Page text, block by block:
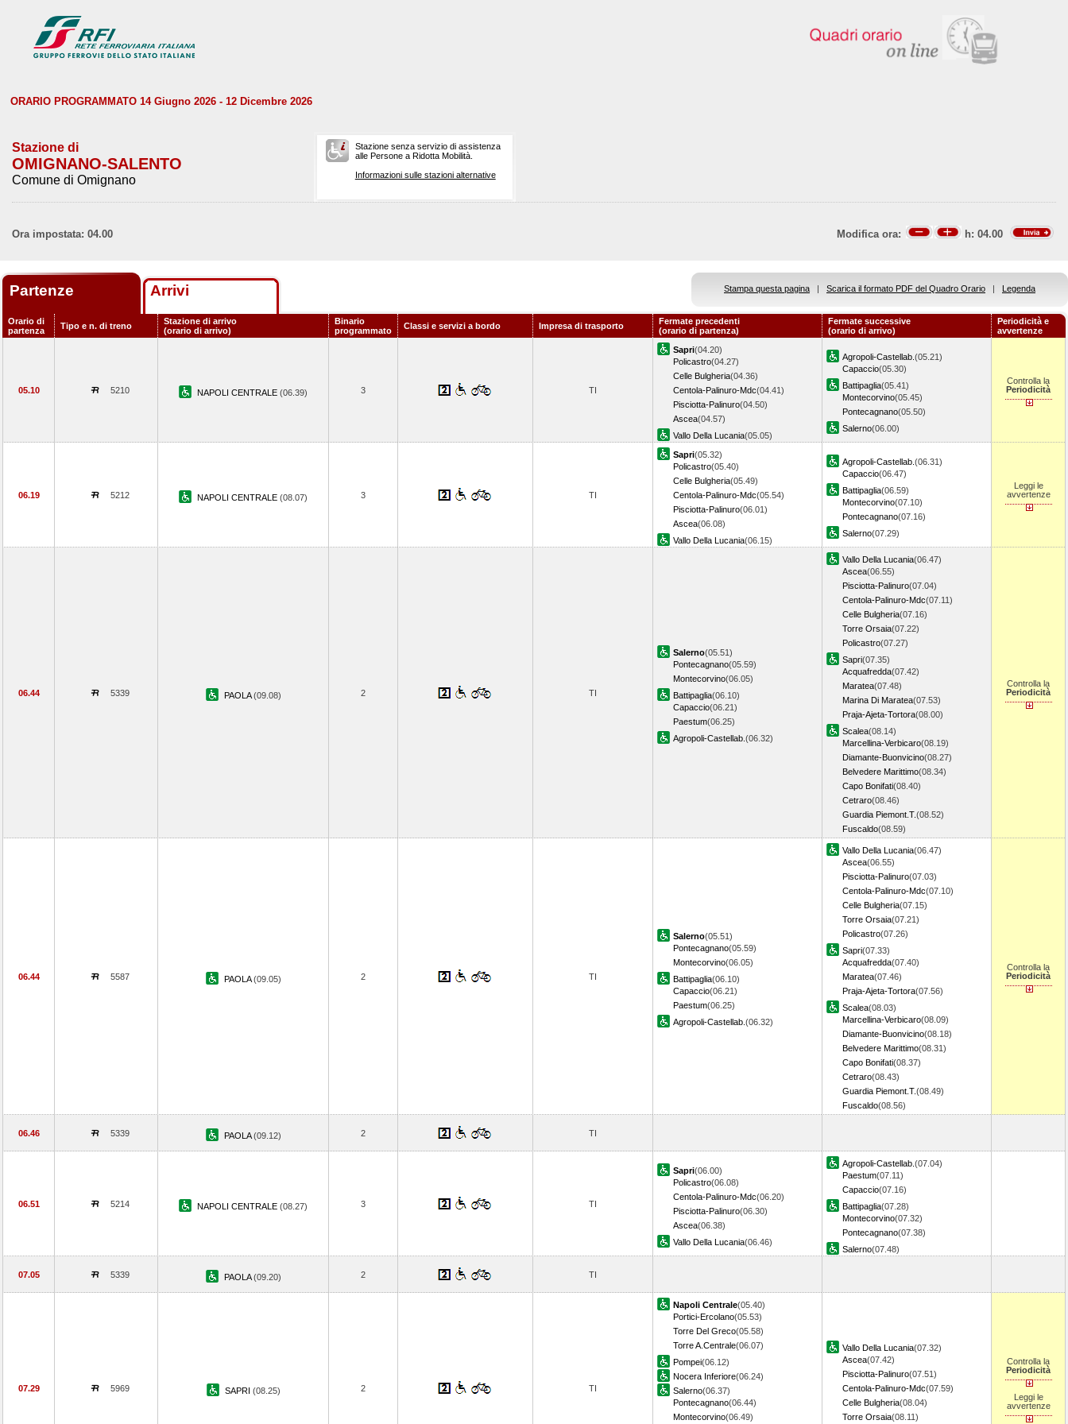
ORARIO PROGRAMMATO 14 Giugno 2026 - 12 Dicembre 2026
Stazione di
OMIGNANO-SALENTO
Comune di Omignano
Stazione senza servizio di assistenza
alle Persone a Ridotta Mobilità.
Informazioni sulle stazioni alternative
Ora impostata: 04.00 Modifica ora: h: 04.00
Partenze Arrivi Stampa questa pagina | Scarica il formato PDF del Quadro Orario | Legenda
Orario di
partenza
Tipo e n. di treno
Stazione di arrivo
(orario di arrivo)
Binario
programmato
Classi e servizi a bordo Impresa di trasporto
Fermate precedenti
(orario di partenza)
Fermate successive
(orario di arrivo)
Periodicità e
avvertenze
05.10 5210 NAPOLI CENTRALE (06.39) 3 TI
Sapri(04.20)
Policastro(04.27)
Celle Bulgheria(04.36)
Centola-Palinuro-Mdc(04.41)
Pisciotta-Palinuro(04.50)
Ascea(04.57)
Vallo Della Lucania(05.05)
Agropoli-Castellab. (05.21)
Capaccio(05.30)
Battipaglia(05.41)
Montecorvino(05.45)
Pontecagnano(05.50)
Salerno(06.00)
Controlla la
Periodicità
06.19 5212 NAPOLI CENTRALE (08.07) 3 TI
Sapri(05.32)
Policastro(05.40)
Celle Bulgheria(05.49)
Centola-Palinuro-Mdc(05.54)
Pisciotta-Palinuro(06.01)
Ascea(06.08)
Vallo Della Lucania(06.15)
Agropoli-Castellab. (06.31)
Capaccio(06.47)
Battipaglia(06.59)
Montecorvino(07.10)
Pontecagnano(07.16)
Salerno(07.29)
Leggi le
avvertenze
06.44 5339 PAOLA(09.08) 2 TI
Salerno(05.51)
Pontecagnano(05.59)
Montecorvino(06.05)
Battipaglia(06.10)
Capaccio(06.21)
Paestum(06.25)
Agropoli-Castellab. (06.32)
Vallo Della Lucania(06.47)
Ascea(06.55)
Pisciotta-Palinuro(07.04)
Centola-Palinuro-Mdc(07.11)
Celle Bulgheria(07.16)
Torre Orsaia(07.22)
Policastro(07.27)
Sapri(07.35)
Acquafredda(07.42)
Maratea(07.48)
Marina Di Maratea(07.53)
Praja-Ajeta-Tortora(08.00)
Scalea(08.14)
Marcellina-Verbicaro(08.19)
Diamante-Buonvicino(08.27)
Belvedere Marittimo(08.34)
Capo Bonifati(08.40)
Cetraro(08.46)
Guardia Piemont.T.(08.52)
Fuscaldo(08.59)
Controlla la
Periodicità
06.44 5587 PAOLA(09.05) 2 TI
Salerno(05.51)
Pontecagnano(05.59)
Montecorvino(06.05)
Battipaglia(06.10)
Capaccio(06.21)
Paestum(06.25)
Agropoli-Castellab. (06.32)
Vallo Della Lucania(06.47)
Ascea(06.55)
Pisciotta-Palinuro(07.03)
Centola-Palinuro-Mdc(07.10)
Celle Bulgheria(07.15)
Torre Orsaia(07.21)
Policastro(07.26)
Sapri(07.33)
Acquafredda(07.40)
Maratea(07.46)
Praja-Ajeta-Tortora(07.56)
Scalea(08.03)
Marcellina-Verbicaro(08.09)
Diamante-Buonvicino(08.18)
Belvedere Marittimo(08.31)
Capo Bonifati(08.37)
Cetraro(08.43)
Guardia Piemont.T.(08.49)
Fuscaldo(08.56)
Controlla la
Periodicità
06.46 5339 PAOLA(09.12) 2 TI
06.51 5214 NAPOLI CENTRALE (08.27) 3 TI
Sapri(06.00)
Policastro(06.08)
Centola-Palinuro-Mdc(06.20)
Pisciotta-Palinuro(06.30)
Ascea(06.38)
Vallo Della Lucania(06.46)
Agropoli-Castellab. (07.04)
Paestum(07.11)
Capaccio(07.16)
Battipaglia(07.28)
Montecorvino(07.32)
Pontecagnano(07.38)
Salerno(07.48)
07.05 5339 PAOLA(09.20) 2 TI
07.29 5969 SAPRI (08.25) 2 TI
Napoli Centrale(05.40)
Portici-Ercolano(05.53)
Torre Del Greco(05.58)
Torre A.Centrale(06.07)
Pompei(06.12)
Nocera Inferiore(06.24)
Salerno(06.37)
Pontecagnano(06.44)
Montecorvino(06.49)
Vallo Della Lucania(07.32)
Ascea(07.42)
Pisciotta-Palinuro(07.51)
Centola-Palinuro-Mdc(07.59)
Celle Bulgheria(08.04)
Torre Orsaia(08.11)
Controlla la
Periodicità
Leggi le
avvertenze